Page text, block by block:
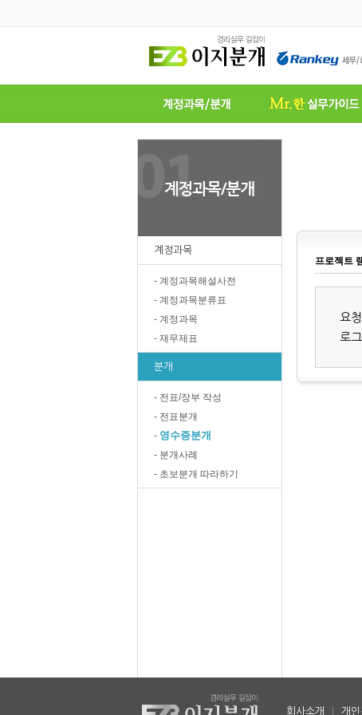
계정과목
- 계정과목해설사전
- 계정과목분류표
- 계정과목
- 재무제표
분개
- 전표/장부 작성
- 전표분개
- 영수증분개
- 분개사례
- 초보분개 따라하기
프로젝트
요
로
회사소개 개인